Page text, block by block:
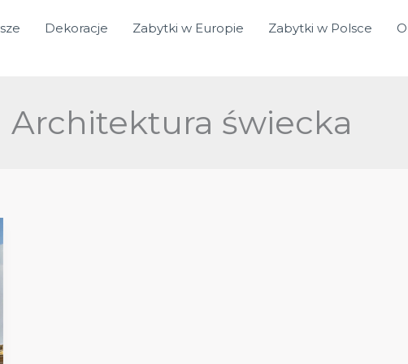
Dekoracje Zabytki w Europie Zabytki w Polsce
Architektura świecka